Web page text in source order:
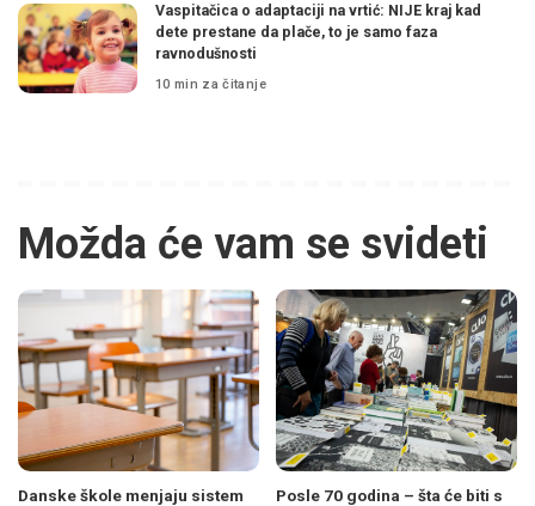
Vaspitačica o adaptaciji na vrtić: NIJE kraj kad
dete prestane da plače, to je samo faza
ravnodušnosti
10 min za čitanje
Možda će vam se svideti
Danske škole menjaju sistem
Posle 70 godina – šta će biti s